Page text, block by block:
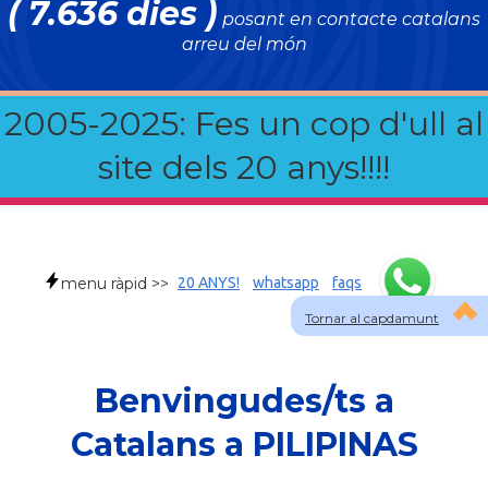
( 7.636 dies ) posant en contacte catalans
arreu del món
2005-2025: Fes un cop d'ull al
site dels 20 anys!!!!
Tornar al capdamunt
menu ràpid >> 20 ANYS! whatsapp faqs
Benvingudes/ts a
Catalans a PILIPINAS